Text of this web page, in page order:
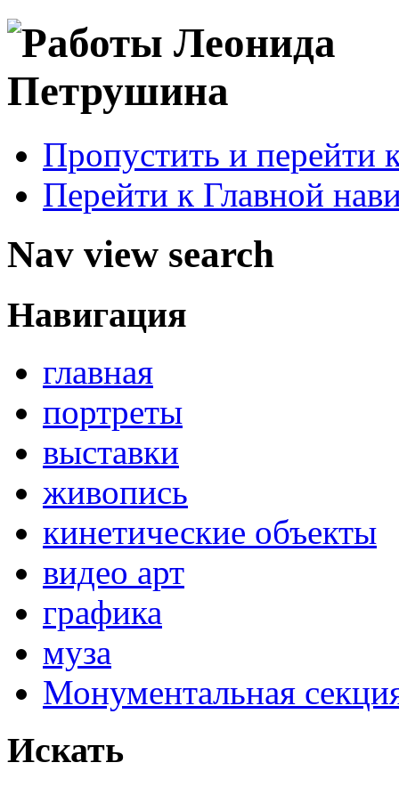
Пропустить и перейти
Перейти к Главной
Nav view search
Навигация
главная
портреты
выставки
живопись
кинетические объекты
видео арт
графика
муза
Монументальная
Искать